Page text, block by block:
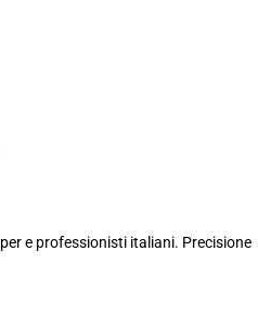
e professionisti italiani. Precisione